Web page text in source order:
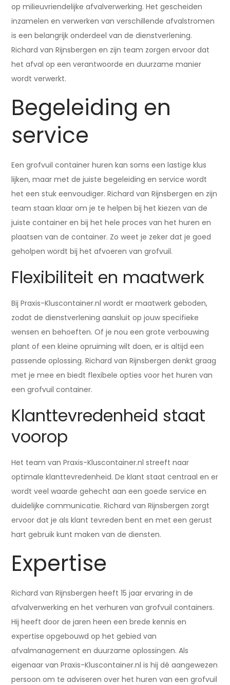
op milieuvriendelijke afvalverwerking. Het gescheiden
inzamelen en verwerken van verschillende afvalstromen
is een belangrijk onderdeel van de dienstverlening.
Richard van Rijnsbergen en zijn team zorgen ervoor dat
het afval op een verantwoorde en duurzame manier
wordt verwerkt.
Begeleiding en
service
Een grofvuil container huren kan soms een lastige klus
lijken, maar met de juiste begeleiding en service wordt
het een stuk eenvoudiger. Richard van Rijnsbergen en zijn
team staan klaar om je te helpen bij het kiezen van de
juiste container en bij het hele proces van het huren en
plaatsen van de container. Zo weet je zeker dat je goed
geholpen wordt bij het afvoeren van grofvuil.
Flexibiliteit en maatwerk
Bij Praxis-Kluscontainer.nl wordt er maatwerk geboden,
zodat de dienstverlening aansluit op jouw specifieke
wensen en behoeften. Of je nou een grote verbouwing
plant of een kleine opruiming wilt doen, er is altijd een
passende oplossing. Richard van Rijnsbergen denkt graag
met je mee en biedt flexibele opties voor het huren van
een grofvuil container.
Klanttevredenheid staat
voorop
Het team van Praxis-Kluscontainer.nl streeft naar
optimale klanttevredenheid. De klant staat centraal en er
wordt veel waarde gehecht aan een goede service en
duidelijke communicatie. Richard van Rijnsbergen zorgt
ervoor dat je als klant tevreden bent en met een gerust
hart gebruik kunt maken van de diensten.
Expertise
Richard van Rijnsbergen heeft 15 jaar ervaring in de
afvalverwerking en het verhuren van grofvuil containers.
Hij heeft door de jaren heen een brede kennis en
expertise opgebouwd op het gebied van
afvalmanagement en duurzame oplossingen. Als
eigenaar van Praxis-Kluscontainer.nl is hij dé aangewezen
persoon om te adviseren over het huren van een grofvuil